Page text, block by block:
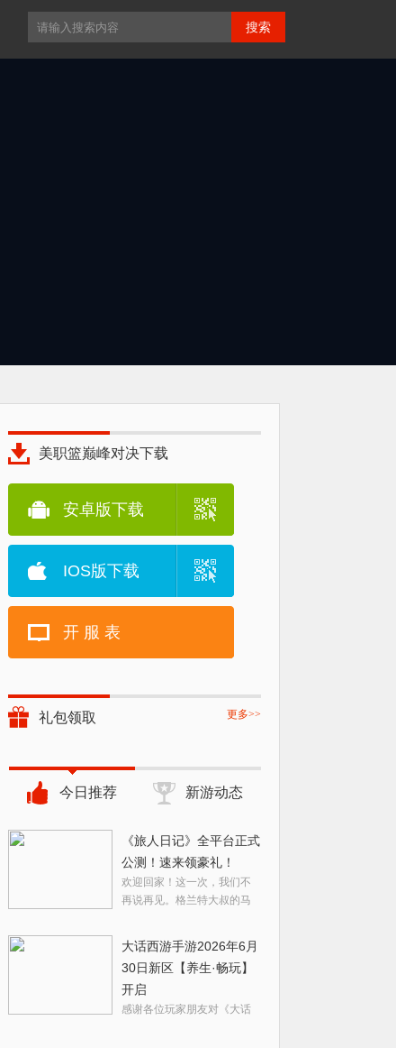
美职篮巅峰对决下载
安卓版下载
IOS版下载
开 服 表
更多>>
礼包领取
今日推荐 新游动态
《旅人日记》全平台正式
公测！速来领豪礼！
欢迎回家！这一次，我们不
再说再见。格兰特大叔的马
啦。公测即正式版本，所有
角色、道具、进度永久保
留。
大话西游手游2026年6月
30日新区【养生·畅玩】
开启
感谢各位玩家朋友对《大话